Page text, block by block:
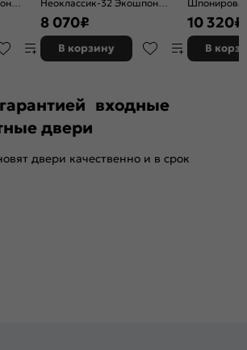
Неоклассик-32 Экошпон
Original Oak, глухая, кромка
нет, филенчатая
8 070₽
В корзину
щитовая
10 320₽
В
входные
двери
двери качественно и в срок